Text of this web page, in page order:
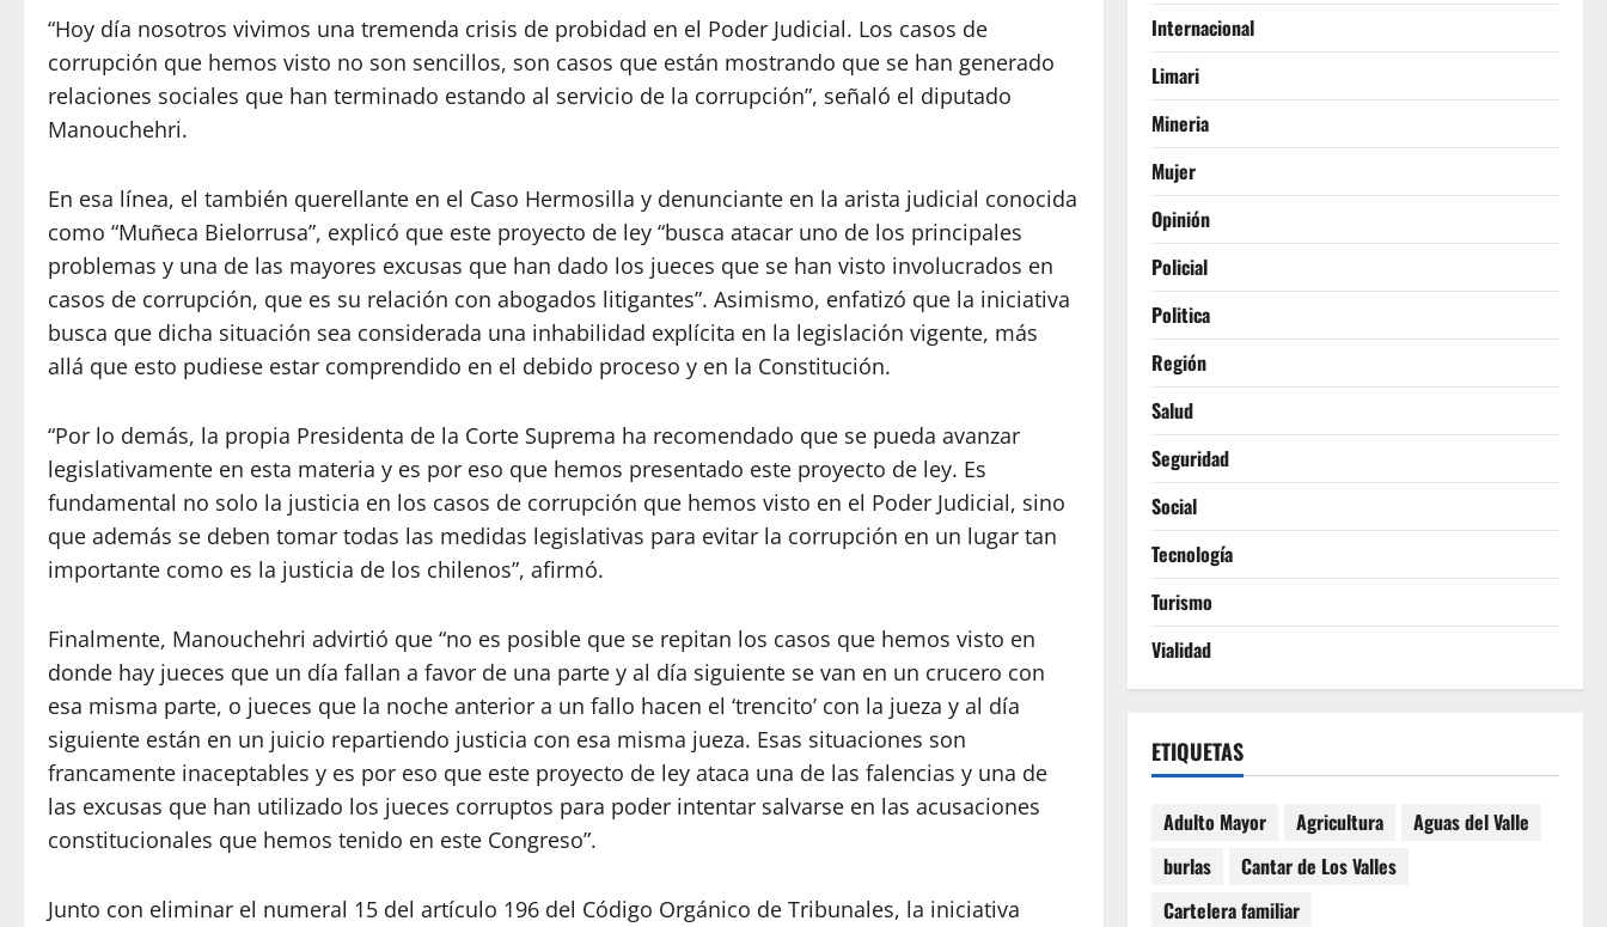
“Hoy día nosotros vivimos una tremenda crisis de probidad en el Poder Judicial. Los casos de
corrupción que hemos visto no son sencillos, son casos que están mostrando que se han generado
relaciones sociales que han terminado estando al servicio de la corrupción”, señaló el diputado
Manouchehri.
En esa línea, el también querellante en el Caso Hermosilla y denunciante en la arista judicial conocida
como “Muñeca Bielorrusa”, explicó que este proyecto de ley “busca atacar uno de los principales
problemas y una de las mayores excusas que han dado los jueces que se han visto involucrados en
casos de corrupción, que es su relación con abogados litigantes”. Asimismo, enfatizó que la iniciativa
busca que dicha situación sea considerada una inhabilidad explícita en la legislación vigente, más
allá que esto pudiese estar comprendido en el debido proceso y en la Constitución.
“Por lo demás, la propia Presidenta de la Corte Suprema ha recomendado que se pueda avanzar
legislativamente en esta materia y es por eso que hemos presentado este proyecto de ley. Es
fundamental no solo la justicia en los casos de corrupción que hemos visto en el Poder Judicial, sino
que además se deben tomar todas las medidas legislativas para evitar la corrupción en un lugar tan
importante como es la justicia de los chilenos”, afirmó.
Finalmente, Manouchehri advirtió que “no es posible que se repitan los casos que hemos visto en
donde hay jueces que un día fallan a favor de una parte y al día siguiente se van en un crucero con
esa misma parte, o jueces que la noche anterior a un fallo hacen el ‘trencito’ con la jueza y al día
siguiente están en un juicio repartiendo justicia con esa misma jueza. Esas situaciones son
francamente inaceptables y es por eso que este proyecto de ley ataca una de las falencias y una de
las excusas que han utilizado los jueces corruptos para poder intentar salvarse en las acusaciones
constitucionales que hemos tenido en este Congreso”.
Junto con eliminar el numeral 15 del artículo 196 del Código Orgánico de Tribunales, la iniciativa
Internacional
Limari
Mineria
Mujer
Opinión
Policial
Politica
Región
Salud
Seguridad
Social
Tecnología
Turismo
Vialidad
ETIQUETAS
Adulto Mayor Agricultura
Aguas del Valle
burlas
Cantar de Los Valles
Cartelera familiar